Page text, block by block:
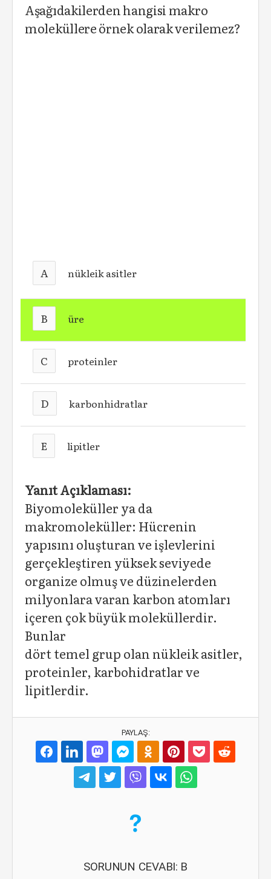
Aşağıdakilerden hangisi makro
moleküllere örnek olarak verilemez?
A nükleik asitler
B üre
C proteinler
D karbonhidratlar
E lipitler
Yanıt Açıklaması:
Biyomoleküller ya da
makromoleküller: Hücrenin
yapısını oluşturan ve işlevlerini
gerçekleştiren yüksek seviyede
organize olmuş ve düzinelerden
milyonlara varan karbon atomları
içeren çok büyük moleküllerdir.
Bunlar
dört temel grup olan nükleik asitler,
proteinler, karbohidratlar ve
lipitlerdir.
PAYLAŞ:
SORUNUN CEVABI: B